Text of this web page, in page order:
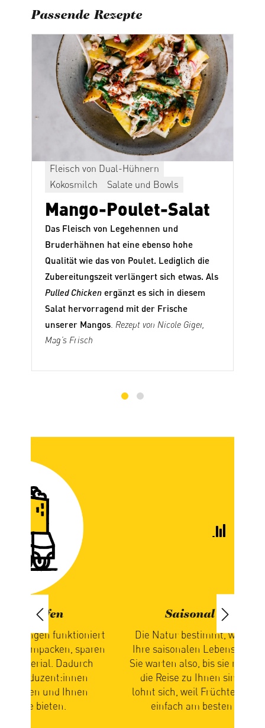
Passende Rezepte
Fleisch von Dual-Hühnern
Kokosmilch
Salate und Bowls
Mango-Poulet-Salat
Das Fleisch von Legehennen und
Bruderhähnen hat eine ebenso hohe
Qualität wie das von Poulet. Lediglich die
Zubereitungszeit verlängert sich etwas. Als
Pulled Chicken ergänzt es sich in diesem
Salat hervorragend mit der Frische
unserer Mangos Rezept von Nicole Giger,
Mag’s Frisch
Saisonal geniessen
Die Natur bestimmt, wann Sie bei uns
Ihre saisonalen Lebensmittel erhalten.
Sie warten also, bis sie reif und bereit für
die Reise zu Ihnen sind. Ihre Geduld
lohnt sich, weil Früchte und Gemüse so
einfach am besten schmecken.